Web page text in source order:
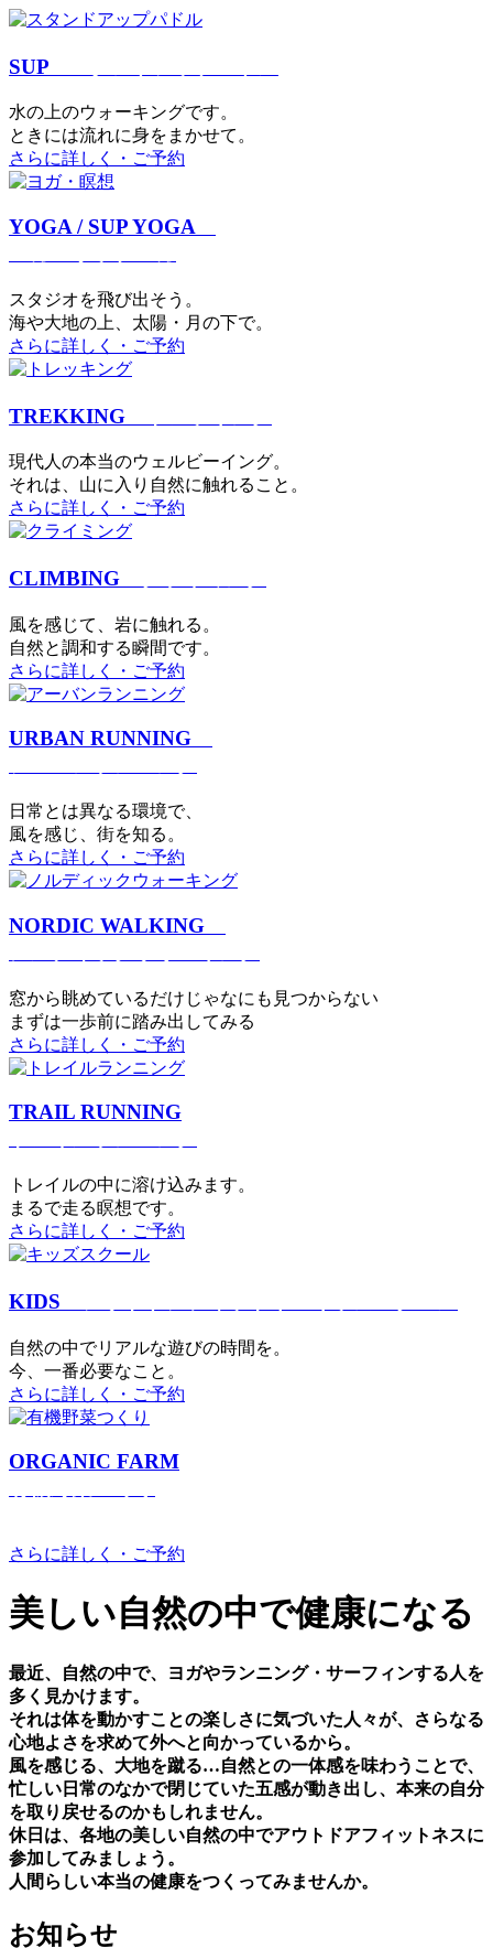
SUP
⽔の上のウォーキングです。
ときには流れに身をまかせて。
さらに詳しく・ご予約
YOGA / SUP YOGA
スタジオを⾶び出そう。
海や大地の上、太陽・⽉の下で。
さらに詳しく・ご予約
TREKKING
現代⼈の本当のウェルビーイング。
それは、⼭に⼊り⾃然に触れること。
さらに詳しく・ご予約
CLIMBING
⾵を感じて、岩に触れる。
⾃然と調和する瞬間です。
さらに詳しく・ご予約
URBAN RUNNING
日常とは異なる環境で、
風を感じ、街を知る。
さらに詳しく・ご予約
NORDIC WALKING
窓から眺めているだけじゃなにも見つからない
まずは一歩前に踏み出してみる
さらに詳しく・ご予約
TRAIL RUNNING
トレイルの中に溶け込みます。
まるで⾛る瞑想です。
さらに詳しく・ご予約
KIDS
⾃然の中でリアルな遊びの時間を。
今、⼀番必要なこと。
さらに詳しく・ご予約
ORGANIC FARM
さらに詳しく・ご予約
美しい⾃然の中で健康になる
最近、⾃然の中で、ヨガやランニング・サーフィンする⼈を
多く⾒かけます。
それは体を動かすことの楽しさに気づいた⼈々が、さらなる
⼼地よさを求めて外へと向かっているから。
⾵を感じる、⼤地を蹴る…⾃然との⼀体感を味わうことで、
忙しい⽇常のなかで閉じていた五感が動き出し、本来の⾃分
を取り戻せるのかもしれません。
休⽇は、各地の美しい⾃然の中でアウトドアフィットネスに
参加してみましょう。
⼈間らしい本当の健康をつくってみませんか。
お知らせ